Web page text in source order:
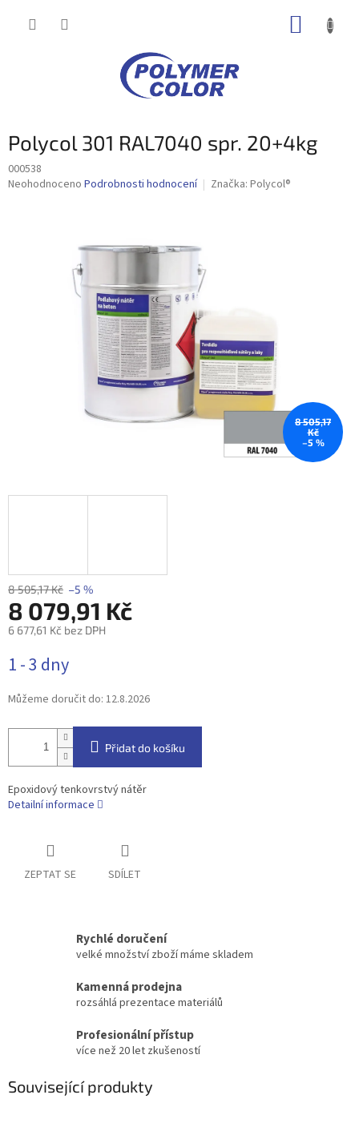
Polycol 301 RAL7040 spr. 20+4kg
000538
Průměrné
Neohodnoceno Podrobnosti hodnocení Značka: Polycol®
8 505,17
Kč
–5 %
8 505,17 Kč –5 %
8 079,91 Kč
6 677,61 Kč bez DPH
cena:
1 - 3 dny
Můžeme doručit do: 12.8.2026
Přidat do košíku
Epoxidový tenkovrstvý nátěr
Detailní informace
ZEPTAT SE SDÍLET
Rychlé doručení
velké množství zboží máme skladem
Kamenná prodejna
rozsáhlá prezentace materiálů
Profesionální přístup
více než 20 let zkušeností
Související produkty